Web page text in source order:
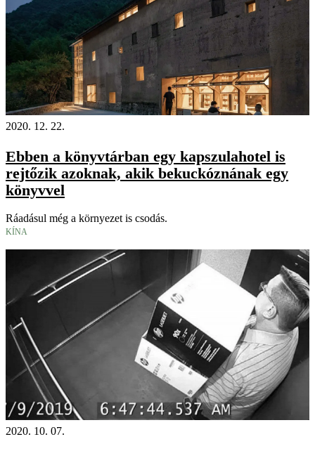
2020. 12. 22.
Ebben a könyvtárban egy kapszulahotel is
rejtőzik azoknak, akik bekuckóznának egy
könyvvel
Ráadásul még a környezet is csodás.
KÍNA
2020. 10. 07.